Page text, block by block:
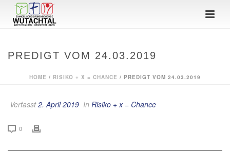
PREDIGT VOM 24.03.2019
HOME / RISIKO + X = CHANCE / PREDIGT VOM 24.03.2019
Verfasst2. April 2019 In Risiko + x = Chance
0